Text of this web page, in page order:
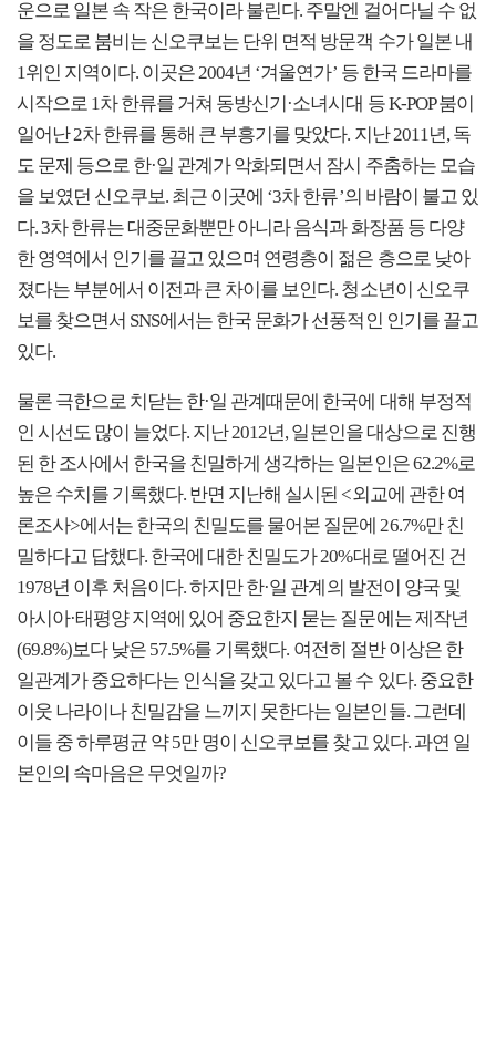
운으로 일본 속 작은 한국이라 불린다. 주말엔 걸어다닐 수 없
을 정도로 붐비는 신오쿠보는 단위 면적 방문객 수가 일본 내
1위인 지역이다. 이곳은 2004년 ‘겨울연가’ 등 한국 드라마를
시작으로 1차 한류를 거쳐 동방신기·소녀시대 등 K-POP 붐이
일어난 2차 한류를 통해 큰 부흥기를 맞았다. 지난 2011년, 독
도 문제 등으로 한·일 관계가 악화되면서 잠시 주춤하는 모습
을 보였던 신오쿠보. 최근 이곳에 ‘3차 한류’의 바람이 불고 있
다. 3차 한류는 대중문화뿐만 아니라 음식과 화장품 등 다양
한 영역에서 인기를 끌고 있으며 연령층이 젊은 층으로 낮아
졌다는 부분에서 이전과 큰 차이를 보인다. 청소년이 신오쿠
보를 찾으면서 SNS에서는 한국 문화가 선풍적인 인기를 끌고
있다.
물론 극한으로 치닫는 한·일 관계때문에 한국에 대해 부정적
인 시선도 많이 늘었다. 지난 2012년, 일본인을 대상으로 진행
된 한 조사에서 한국을 친밀하게 생각하는 일본인은 62.2%로
높은 수치를 기록했다. 반면 지난해 실시된 <외교에 관한 여
론조사>에서는 한국의 친밀도를 물어본 질문에 26.7%만 친
밀하다고 답했다. 한국에 대한 친밀도가 20%대로 떨어진 건
1978년 이후 처음이다. 하지만 한·일 관계의 발전이 양국 및
아시아·태평양 지역에 있어 중요한지 묻는 질문에는 제작년
(69.8%)보다 낮은 57.5%를 기록했다. 여전히 절반 이상은 한
일관계가 중요하다는 인식을 갖고 있다고 볼 수 있다. 중요한
이웃 나라이나 친밀감을 느끼지 못한다는 일본인들. 그런데
이들 중 하루평균 약 5만 명이 신오쿠보를 찾고 있다. 과연 일
본인의 속마음은 무엇일까?